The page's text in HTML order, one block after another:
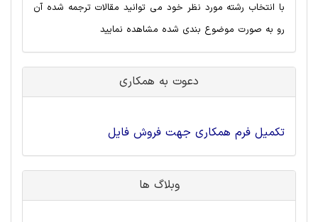
با انتخاب رشته مورد نظر خود می توانید مقالات ترجمه شده آن
رو به صورت موضوع بندی شده مشاهده نمایید
دعوت به همکاری
تکمیل فرم همکاری جهت فروش فایل
وبلاگ ها